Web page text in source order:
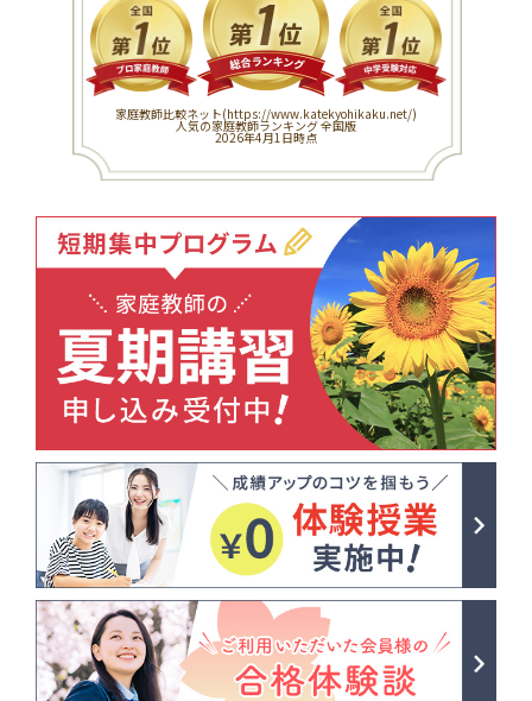
家庭教師比較ネット(https://www.katekyohikaku.net/)
人気の家庭教師ランキング 全国版
2026年4月1日時点